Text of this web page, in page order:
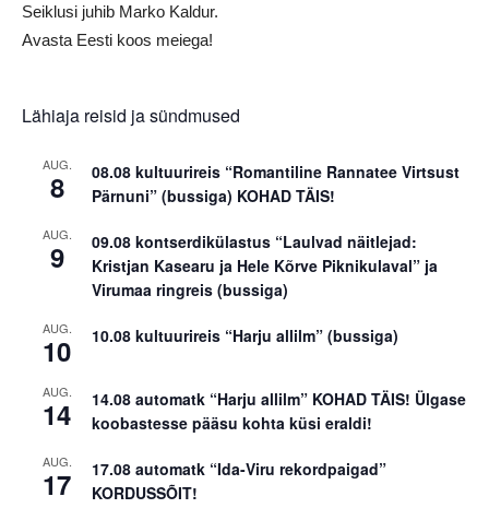
Seiklusi juhib Marko Kaldur.
Avasta Eesti koos meiega!
Lähiaja reisid ja sündmused
AUG.
8
08.08 kultuurireis “Romantiline Rannatee Virtsust
Pärnuni” (bussiga) KOHAD TÄIS!
AUG.
9
09.08 kontserdikülastus “Laulvad näitlejad:
Kristjan Kasearu ja Hele Kõrve Piknikulaval” ja
Virumaa ringreis (bussiga)
AUG.
10 10.08 kultuurireis “Harju allilm” (bussiga)
AUG.
14
14.08 automatk “Harju allilm” KOHAD TÄIS! Ülgase
koobastesse pääsu kohta küsi eraldi!
AUG.
17
17.08 automatk “Ida-Viru rekordpaigad”
KORDUSSÕIT!